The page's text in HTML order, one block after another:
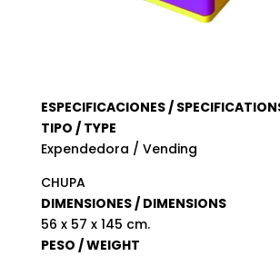
ESPECIFICACIONES /
TIPO / TYPE
Expendedora / Vending
CHUPA
DIMENSIONES / DIMENSIONS
56 x 57 x 145 cm.
PESO / WEIGHT